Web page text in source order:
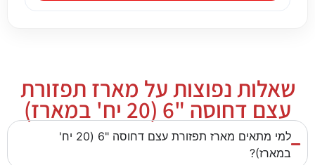
שאלות נפוצות על מארז תפזורת
עצם דחוסה "6 (20 יח' במארז)
למי מתאים מארז תפזורת עצם דחוסה "6 (20 יח'
במארז)?